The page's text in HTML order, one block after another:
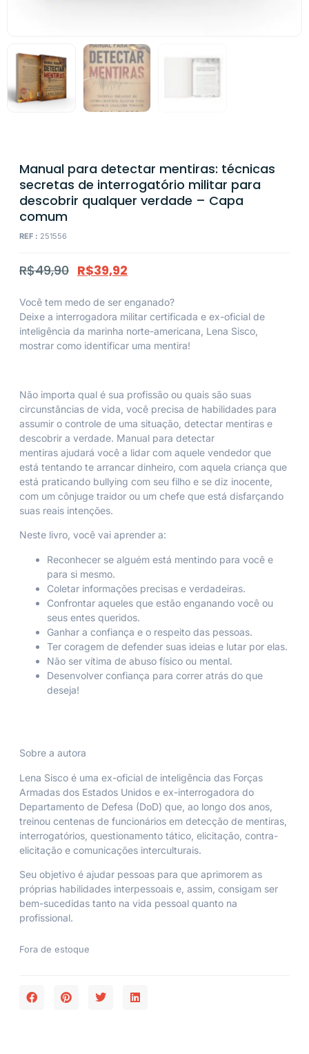
Manual para detectar mentiras: técnicas
secretas de interrogatório militar para
descobrir qualquer verdade – Capa
comum
REF : 251556
R$49,90 R$39,92
Você tem medo de ser enganado?
Deixe a interrogadora militar certificada e ex-oficial de
inteligência da marinha norte-americana, Lena Sisco,
mostrar como identificar uma mentira!
Não importa qual é sua profissão ou quais são suas
circunstâncias de vida, você precisa de habilidades para
assumir o controle de uma situação, detectar mentiras e
descobrir a verdade. Manual para detectar
mentiras ajudará você a lidar com aquele vendedor que
está tentando te arrancar dinheiro, com aquela criança que
está praticando bullying com seu filho e se diz inocente,
com um cônjuge traidor ou um chefe que está disfarçando
suas reais intenções.
Neste livro, você vai aprender a:
Reconhecer se alguém está mentindo para você e
para si mesmo.
Coletar informações precisas e verdadeiras.
Confrontar aqueles que estão enganando você ou
seus entes queridos.
Ganhar a confiança e o respeito das pessoas.
Ter coragem de defender suas ideias e lutar por elas.
Não ser vítima de abuso físico ou mental.
Desenvolver confiança para correr atrás do que
deseja!
Sobre a autora
Lena Sisco é uma ex-oficial de inteligência das Forças
Armadas dos Estados Unidos e ex-interrogadora do
Departamento de Defesa (DoD) que, ao longo dos anos,
treinou centenas de funcionários em detecção de mentiras,
interrogatórios, questionamento tático, elicitação, contra-
elicitação e comunicações interculturais.
Seu objetivo é ajudar pessoas para que aprimorem as
próprias habilidades interpessoais e, assim, consigam ser
bem-sucedidas tanto na vida pessoal quanto na
profissional.
Fora de estoque